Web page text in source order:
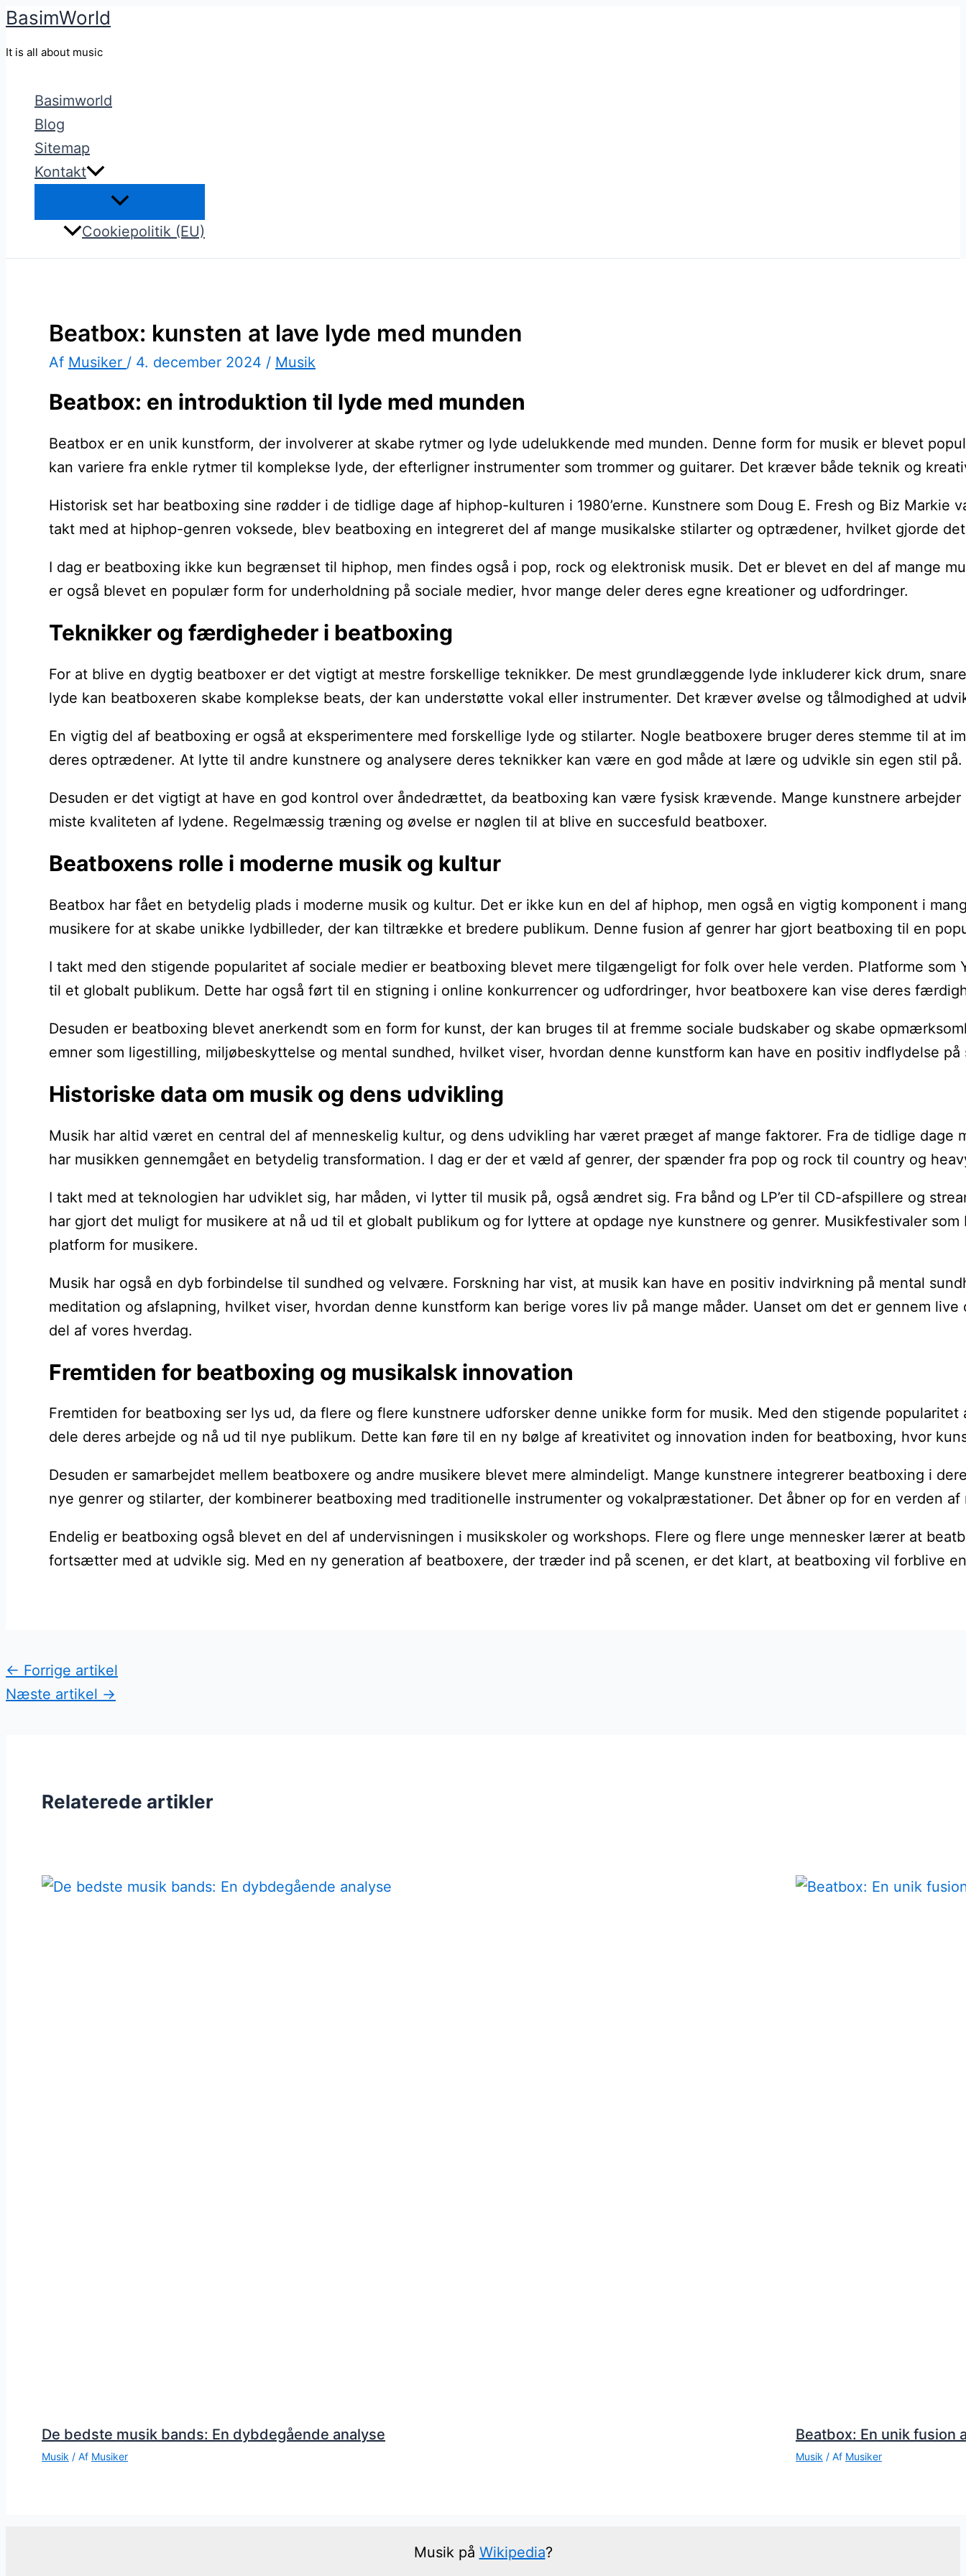
Gå
BasimWorld
It is all about music
Basimworld
Blog
Sitemap
Kontakt
Cookiepolitik (EU)
Beatbox: kunsten at lave lyde med munden
Af Musiker / 4. december 2024 / Musik
Beatbox: en introduktion til lyde med munden
Beatbox er en unik kunstform, der involverer at skabe rytmer og lyde udelukkende med munden. Denne form for musik er blevet
kan variere fra enkle rytmer til komplekse lyde, der efterligner instrumenter som trommer og guitarer. Det kræver både teknik og
Historisk set har beatboxing sine rødder i de tidlige dage af hiphop-kulturen i 1980’erne. Kunstnere som Doug E. Fresh og Biz
takt med at hiphop-genren voksede, blev beatboxing en integreret del af mange musikalske stilarter og optrædener, hvilket gjorde
I dag er beatboxing ikke kun begrænset til hiphop, men findes også i pop, rock og elektronisk musik. Det er blevet en del af mange
er også blevet en populær form for underholdning på sociale medier, hvor mange deler deres egne kreationer og udfordringer.
Teknikker og færdigheder i beatboxing
For at blive en dygtig beatboxer er det vigtigt at mestre forskellige teknikker. De mest grundlæggende lyde inkluderer kick drum,
lyde kan beatboxeren skabe komplekse beats, der kan understøtte vokal eller instrumenter. Det kræver øvelse og tålmodighed at
En vigtig del af beatboxing er også at eksperimentere med forskellige lyde og stilarter. Nogle beatboxere bruger deres stemme til at
deres optrædener. At lytte til andre kunstnere og analysere deres teknikker kan være en god måde at lære og udvikle sin egen stil på.
Desuden er det vigtigt at have en god kontrol over åndedrættet, da beatboxing kan være fysisk krævende. Mange kunstnere
miste kvaliteten af lydene. Regelmæssig træning og øvelse er nøglen til at blive en succesfuld beatboxer.
Beatboxens rolle i moderne musik og kultur
Beatbox har fået en betydelig plads i moderne musik og kultur. Det er ikke kun en del af hiphop, men også en vigtig komponent i
musikere for at skabe unikke lydbilleder, der kan tiltrække et bredere publikum. Denne fusion af genrer har gjort beatboxing til en
I takt med den stigende popularitet af sociale medier er beatboxing blevet mere tilgængeligt for folk over hele verden. Platforme
til et globalt publikum. Dette har også ført til en stigning i online konkurrencer og udfordringer, hvor beatboxere kan vise deres
Desuden er beatboxing blevet anerkendt som en form for kunst, der kan bruges til at fremme sociale budskaber og skabe
emner som ligestilling, miljøbeskyttelse og mental sundhed, hvilket viser, hvordan denne kunstform kan have en positiv indflydelse på
Historiske data om musik og dens udvikling
Musik har altid været en central del af menneskelig kultur, og dens udvikling har været præget af mange faktorer. Fra de tidlige dage
har musikken gennemgået en betydelig transformation. I dag er der et væld af genrer, der spænder fra pop og rock til country og
I takt med at teknologien har udviklet sig, har måden, vi lytter til musik på, også ændret sig. Fra bånd og LP’er til CD-afspillere og
har gjort det muligt for musikere at nå ud til et globalt publikum og for lyttere at opdage nye kunstnere og genrer. Musikfestivaler
platform for musikere.
Musik har også en dyb forbindelse til sundhed og velvære. Forskning har vist, at musik kan have en positiv indvirkning på mental
meditation og afslapning, hvilket viser, hvordan denne kunstform kan berige vores liv på mange måder. Uanset om det er gennem
del af vores hverdag.
Fremtiden for beatboxing og musikalsk innovation
Fremtiden for beatboxing ser lys ud, da flere og flere kunstnere udforsker denne unikke form for musik. Med den stigende
dele deres arbejde og nå ud til nye publikum. Dette kan føre til en ny bølge af kreativitet og innovation inden for beatboxing, hvor
Desuden er samarbejdet mellem beatboxere og andre musikere blevet mere almindeligt. Mange kunstnere integrerer beatboxing i
nye genrer og stilarter, der kombinerer beatboxing med traditionelle instrumenter og vokalpræstationer. Det åbner op for en verden
Endelig er beatboxing også blevet en del af undervisningen i musikskoler og workshops. Flere og flere unge mennesker lærer at
fortsætter med at udvikle sig. Med en ny generation af beatboxere, der træder ind på scenen, er det klart, at beatboxing vil forblive
← Forrige artikel
Næste artikel →
Relaterede artikler
De bedste musik bands: En dybdegående analyse
Musik / Af Musiker
Beatbox: En unik fusion
Musik / Af Musiker
Musik på Wikipedia?